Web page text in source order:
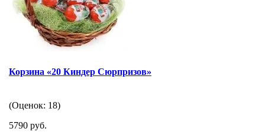
Корзина «20 Киндер Сюрпризов»
(Оценок: 18)
5790 руб.